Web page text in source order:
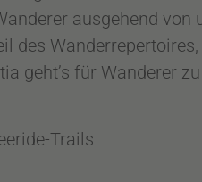
ausgehend von
des
geht’s für Wanderer
Trails